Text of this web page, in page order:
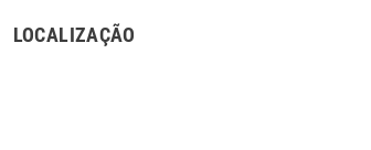
LOCALIZAÇÃO